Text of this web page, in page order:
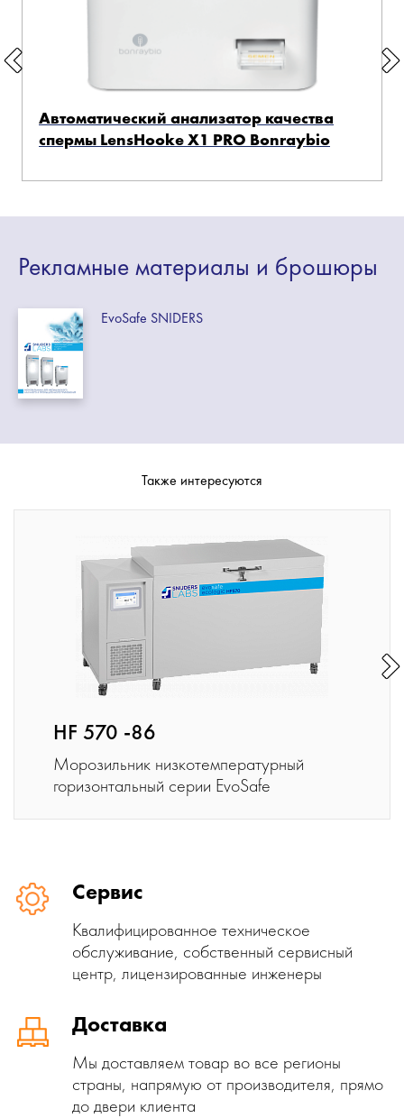
Автоматический анализатор качества
спермы LensHooke X1 PRO Bonraybio
Рекламные материалы и брошюры
EvoSafe SNIDERS
Также интересуются
HF 570 -86
Морозильник низкотемпературный
горизонтальный серии EvoSafe
Сервис
Квалифицированное техническое
обслуживание, собственный сервисный
центр, лицензированные инженеры
Доставка
Мы доставляем товар во все регионы
страны, напрямую от производителя, прямо
до двери клиента